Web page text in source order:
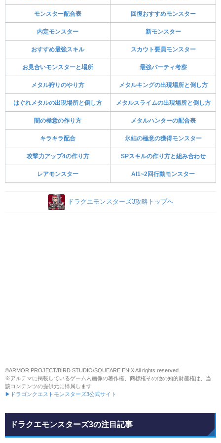
モンスター配合表 回復おすすめモンスター
内定モンスター 新モンスター
おすすめ最強スキル スカウト要員モンスター
お見合いモンスターと場所 最強パーティ考察
メタル狩りのやり方 メタルキングの出現場所と倒し方
はぐれメタルの出現場所と倒し方 メタルスライムの出現場所と倒し方
闇の極意の作り方 メタルハンターの配合表
キラキラ配合 氷結の極意の獲得モンスター
攻撃力アップ4の作り方 SPスキルの作り方と組み合わせ
レアモンスター AI1~2回行動モンスター
ドラクエモンスターズ3攻略トップへ
©ARMOR PROJECT/BIRD STUDIO/SQUEARE ENIX All rights reserved.
※アルテマに掲載しているゲーム内画像の著作権、商標権その他の知的財産権は、当
該コンテンツの提供元に帰属します
▶ドラゴンクエストモンスターズ3公式サイト
ドラクエモンスターズ3の注目記事